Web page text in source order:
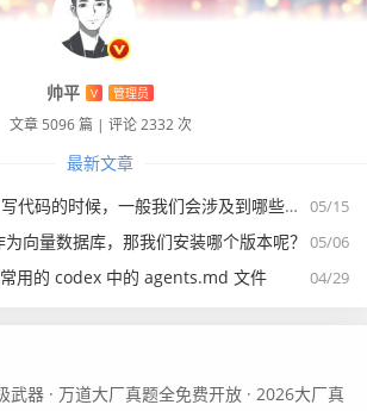
帅平 V 管理员
文章 5096 篇 | 评论 2332 次
最新文章
05/15
码的时候，一般我们会涉及到哪些提示词？
05/06
向量数据库，那我们安装哪个版本呢？
04/29
用的 codex 中的 agents.md 文件
器 · 万道大厂真题全免费开放 · 2026大厂真